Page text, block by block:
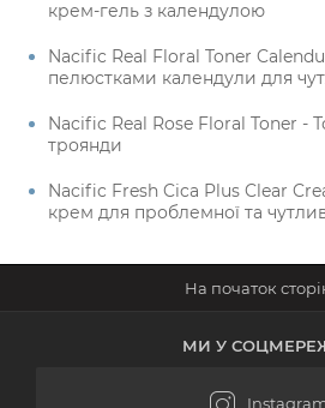
крем-гель з календулою
Nacific Real Floral Toner
пелюстками календули для
Nacific Real Rose Floral Toner -
троянди
Nacific Fresh Cica Plus Clear
крем для проблемної та
МИ У